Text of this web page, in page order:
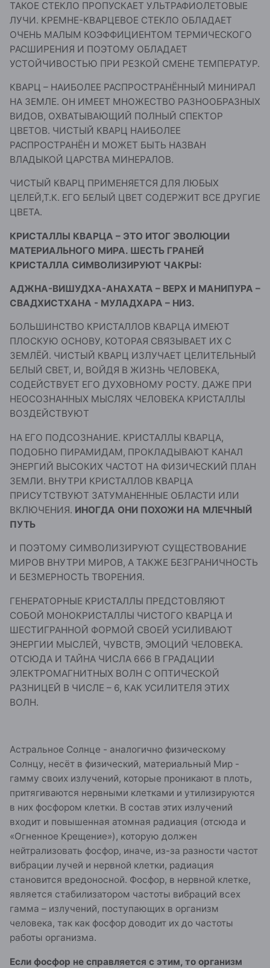
ТАКОЕ СТЕКЛО ПРОПУСКАЕТ УЛЬТРАФИОЛЕТОВЫЕ
ЛУЧИ. КРЕМНЕ-КВАРЦЕВОЕ СТЕКЛО ОБЛАДАЕТ
ОЧЕНЬ МАЛЫМ КОЭФФИЦИЕНТОМ ТЕРМИЧЕСКОГО
РАСШИРЕНИЯ И ПОЭТОМУ ОБЛАДАЕТ
УСТОЙЧИВОСТЬЮ ПРИ РЕЗКОЙ СМЕНЕ ТЕМПЕРАТУР.
КВАРЦ – НАИБОЛЕЕ РАСПРОСТРАНЁННЫЙ МИНИРАЛ
НА ЗЕМЛЕ. ОН ИМЕЕТ МНОЖЕСТВО РАЗНООБРАЗНЫХ
ВИДОВ, ОХВАТЫВАЮЩИЙ ПОЛНЫЙ СПЕКТОР
ЦВЕТОВ. ЧИСТЫЙ КВАРЦ НАИБОЛЕЕ
РАСПРОСТРАНЁН И МОЖЕТ БЫТЬ НАЗВАН
ВЛАДЫКОЙ ЦАРСТВА МИНЕРАЛОВ.
ЧИСТЫЙ КВАРЦ ПРИМЕНЯЕТСЯ ДЛЯ ЛЮБЫХ
ЦЕЛЕЙ,Т.К. ЕГО БЕЛЫЙ ЦВЕТ СОДЕРЖИТ ВСЕ ДРУГИЕ
ЦВЕТА.
КРИСТАЛЛЫ КВАРЦА – ЭТО ИТОГ ЭВОЛЮЦИИ
МАТЕРИАЛЬНОГО МИРА. ШЕСТЬ ГРАНЕЙ
КРИСТАЛЛА СИМВОЛИЗИРУЮТ ЧАКРЫ:
АДЖНА-ВИШУДХА-АНАХАТА – ВЕРХ И МАНИПУРА –
СВАДХИСТХАНА - МУЛАДХАРА – НИЗ.
БОЛЬШИНСТВО КРИСТАЛЛОВ КВАРЦА ИМЕЮТ
ПЛОСКУЮ ОСНОВУ, КОТОРАЯ СВЯЗЫВАЕТ ИХ С
ЗЕМЛЁЙ. ЧИСТЫЙ КВАРЦ ИЗЛУЧАЕТ ЦЕЛИТЕЛЬНЫЙ
БЕЛЫЙ СВЕТ, И, ВОЙДЯ В ЖИЗНЬ ЧЕЛОВЕКА,
СОДЕЙСТВУЕТ ЕГО ДУХОВНОМУ РОСТУ. ДАЖЕ ПРИ
НЕОСОЗНАННЫХ МЫСЛЯХ ЧЕЛОВЕКА КРИСТАЛЛЫ
ВОЗДЕЙСТВУЮТ
НА ЕГО ПОДСОЗНАНИЕ. КРИСТАЛЛЫ КВАРЦА,
ПОДОБНО ПИРАМИДАМ, ПРОКЛАДЫВАЮТ КАНАЛ
ЭНЕРГИЙ ВЫСОКИХ ЧАСТОТ НА ФИЗИЧЕСКИЙ ПЛАН
ЗЕМЛИ. ВНУТРИ КРИСТАЛЛОВ КВАРЦА
ПРИСУТСТВУЮТ ЗАТУМАНЕННЫЕ ОБЛАСТИ ИЛИ
ВКЛЮЧЕНИЯ. ИНОГДА ОНИ ПОХОЖИ НА МЛЕЧНЫЙ
ПУТЬ
И ПОЭТОМУ СИМВОЛИЗИРУЮТ СУЩЕСТВОВАНИЕ
МИРОВ ВНУТРИ МИРОВ, А ТАКЖЕ БЕЗГРАНИЧНОСТЬ
И БЕЗМЕРНОСТЬ ТВОРЕНИЯ.
ГЕНЕРАТОРНЫЕ КРИСТАЛЛЫ ПРЕДСТОВЛЯЮТ
СОБОЙ МОНОКРИСТАЛЛЫ ЧИСТОГО КВАРЦА И
ШЕСТИГРАННОЙ ФОРМОЙ СВОЕЙ УСИЛИВАЮТ
ЭНЕРГИИ МЫСЛЕЙ, ЧУВСТВ, ЭМОЦИЙ ЧЕЛОВЕКА.
ОТСЮДА И ТАЙНА ЧИСЛА 666 В ГРАДАЦИИ
ЭЛЕКТРОМАГНИТНЫХ ВОЛН С ОПТИЧЕСКОЙ
РАЗНИЦЕЙ В ЧИСЛЕ – 6, КАК УСИЛИТЕЛЯ ЭТИХ
ВОЛН.
Астральное Солнце - аналогично физическому
Солнцу, несёт в физический, материальный Мир -
гамму своих излучений, которые проникают в плоть,
притягиваются нервными клетками и утилизируются
в них фосфором клетки. В состав этих излучений
входит и повышенная атомная радиация (отсюда и
«Огненное Крещение»), которую должен
нейтрализовать фосфор, иначе, из-за разности частот
вибрации лучей и нервной клетки, радиация
становится вредоносной. Фосфор, в нервной клетке,
является стабилизатором частоты вибраций всех
гамма – излучений, поступающих в организм
человека, так как фосфор доводит их до частоты
работы организма.
Если фосфор не справляется с этим, то организм